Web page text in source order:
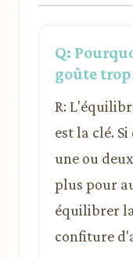
Q:
goûte trop
R:
est la clé.
une ou
plus pour
équilibrer
confiture